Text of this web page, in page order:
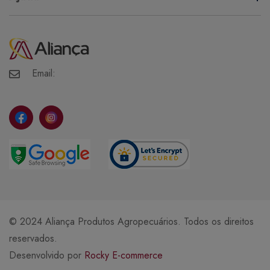
Minha Conta
Meus Pedidos
Meus Favoritos
Email:
© 2024 Aliança Produtos Agropecuários. Todos os direitos
reservados.
Desenvolvido por Rocky E-commerce